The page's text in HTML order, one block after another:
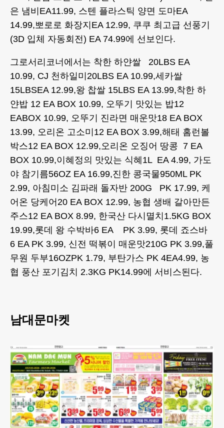
은 냄비EA11.99, 스텐 플라스틱 양면 도마EA
14.99,뽀로로 화장지EA 12.99, 쿠쿠 최고급 선풍기
(3D 입체 자동회전) EA 74.99에 선보인다.
그로서리코너에서는 착한 하얀쌀 20LBS EA
10.99, CJ 천하일미20LBS EA 10.99,세카쌀
15LBSEA 12.99,왕 찹쌀 15LBS EA 13.99,착한 하
얀밥 12 EA BOX 10.99, 오뚜기 맛있는 밥12
EABOX 10.99, 오뚜기 진라면 매운맛18 EA BOX
13.99, 오리온 고소미12 EA BOX 3.99,해태 홈런볼
박스12 EA BOX 12.99,오리온 오징어 땅콩 7 EA
BOX 10.99,이혜정의 맛있는 식혜1L EA 4.99, 가도
야 참기름56OZ EA 16.99,진한 콩국물950ML PK
2.99, 아침미소 김파래 돌자반 200G PK 17.99, 케
어온 당케어20 EA BOX 12.99, 농협 생배 갈아만든
주스12 EA BOX 8.99, 한국산 다시멸치1.5KG BOX
19.99,롯데 왕 수박바6 EA PK 3.99, 롯데 죠스바
6 EA PK 3.99, 신전 떡볶이 매운맛210G PK 3.99,풀
무원 두부16OZPK 1.79, 부탄가스 PK 4EA4.99, 농
협 풍산 포기김치 2.3KG PK14.99에 서비스된다.
남대문마켓